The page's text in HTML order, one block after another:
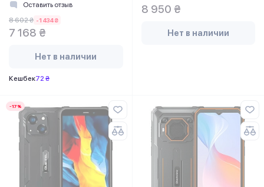
Оставить отзыв
8 602 ₴ -1 434 ₴
7 168 ₴
Нет в наличии
Кешбек72 ₴
8 950 ₴
Нет в наличии
-17%